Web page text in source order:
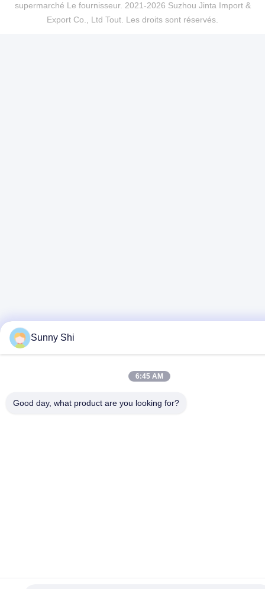
supermarché Le fournisseur. 2021-2026 Suzhou Jinta Import &
Export Co., Ltd Tout. Les droits sont réservés.
Sunny Shi
6:45 AM
Good day, what product are you looking for?